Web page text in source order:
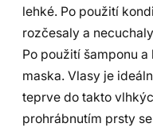
lehké. Po použití
rozčesaly a
Po použití šamponu
maska. Vlasy je
teprve do takto
prohrábnutím prsty